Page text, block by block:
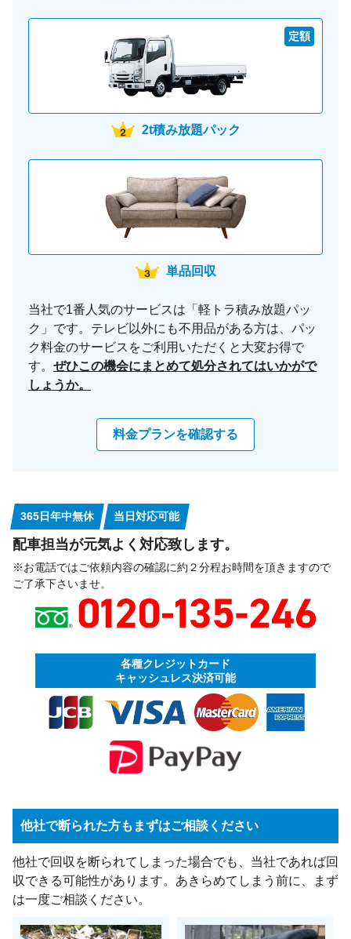
定額
2t積み放題パック
単品回収
当社で1番人気のサービスは「軽トラ積み放題パッ
ク」です。テレビ以外にも不用品がある方は、パッ
ク料金のサービスをご利用いただくと大変お得で
す。 ぜひこの機会にまとめて処分されてはいかがで
しょうか。
料金プランを確認する
365日年中無休 当日対応可能
配車担当が元気よく対応致します。
※お電話ではご依頼内容の確認に約２分程お時間を頂きますので
ご了承下さいませ。
各種クレジットカード
キャッシュレス決済可能
他社で断られた方もまずはご相談ください
他社で回収を断られてしまった場合でも、当社であれば回
収できる可能性があります。あきらめてしまう前に、まず
は一度ご相談ください。